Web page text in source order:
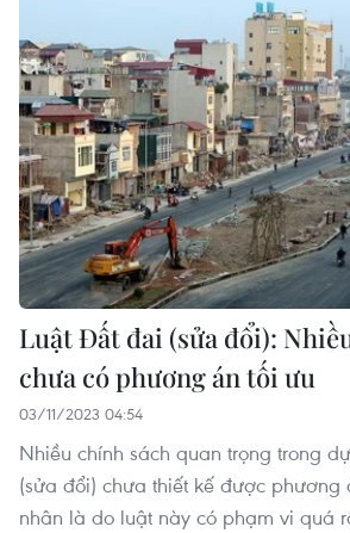
Luật Đất đai (sửa đổi):
chưa có phương án tối ưu
03/11/2023 04:54
Nhiều chính sách quan trọng trong
(sửa đổi) chưa thiết kế được phương
nhân là do luật này có phạm vi quá